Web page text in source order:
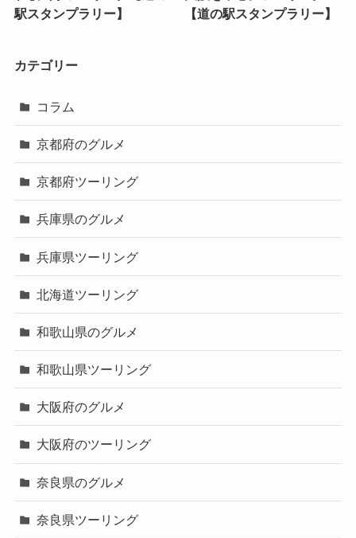
駅スタンプラリー】
【道の駅スタンプラリー】
カテゴリー
コラム
京都府のグルメ
京都府ツーリング
兵庫県のグルメ
兵庫県ツーリング
北海道ツーリング
和歌山県のグルメ
和歌山県ツーリング
大阪府のグルメ
大阪府のツーリング
奈良県のグルメ
奈良県ツーリング